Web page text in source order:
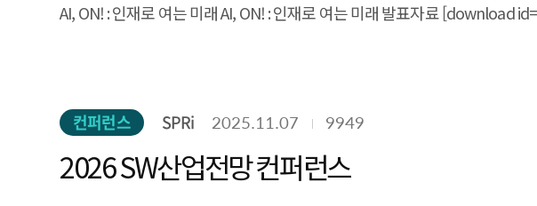
AI, ON! : 인재로 여는 미래 AI, ON! : 인재로 여는 미래 발표자료
컨퍼런스 SPRi 2025.11.07 9949
2026 SW산업전망 컨퍼런스